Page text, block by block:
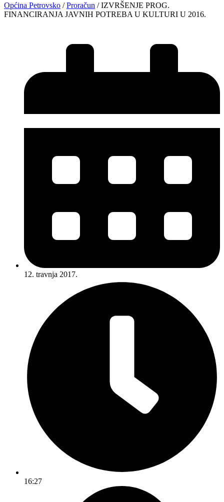
Općina Petrovsko /Proračun /IZVRŠENJE PROG.
FINANCIRANJA JAVNIH POTREBA U KULTURI U 2016.
12. travnja 2017.
16:27